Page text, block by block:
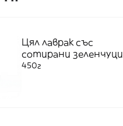
Цял лаврак със
сотирани зеленчуци
450г